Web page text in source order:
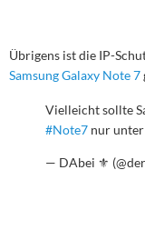
Übrigens ist die IP-
Samsung Galaxy Note 7
Vielleicht sollte
#Note7 nur unter
— DAbei ⚜